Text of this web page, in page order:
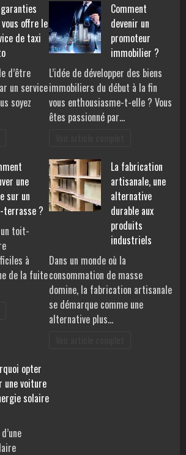
offre le
de taxi
d’être
un service
soyez
Comment
devenir un
promoteur
immobilier ?
L’idée de développer des biens
immobiliers du début à la fin
vous enthousiasme-t-elle ? Vous
êtes passionné par…
une
sur un
?
un toit-
à
de la fuite
La fabrication
artisanale, une
alternative
durable aux
produits
industriels
Dans un monde où la
consommation de masse
domine, la fabrication artisanale
se démarque comme une
alternative plus…
opter
une voiture
solaire